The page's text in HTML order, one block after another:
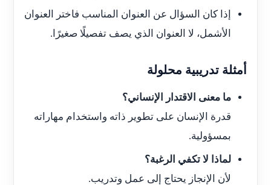
إذا كان السؤال عن العنوان المناسب فاختر العنوان
الأشمل، لا العنوان الذي يصف تفصيلًا صغيرًا.
أمثلة تدريبية محلولة
ما معنى الاقتدار الإنساني؟
قدرة الإنسان على تطوير ذاته واستخدام مهاراته
بمسؤولية.
لماذا لا تكفي الرغبة؟
لأن الإنجاز يحتاج إلى عمل وتدريب.